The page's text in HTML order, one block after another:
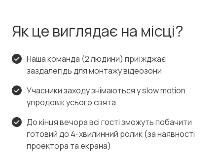
Як це виглядає на місці?
Наша команда (2 людини) приїжджає
заздалегідь для монтажу відеозони
Учасники заходу знімаються у slow motion
упродовж усього свята
До кінця вечора всі гості зможуть побачити
готовий до 4-хвилинний ролик (за наявності
проектора та екрана)